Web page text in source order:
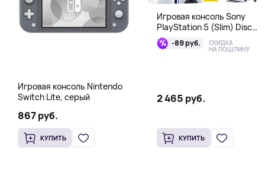
Игровая консоль Nintendo
Switch Lite, серый
867 руб.
КУПИТЬ
Игровая консоль Sony
PlayStation 5 (Slim) Disc
Edition + EA Sports FC 26
Bundle-89 руб. СКИДКА
НА ПОШЛИНУ
2 465 руб.
КУПИТЬ